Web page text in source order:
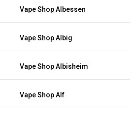
Vape Shop Albessen
Vape Shop Albig
Vape Shop Albisheim
Vape Shop Alf